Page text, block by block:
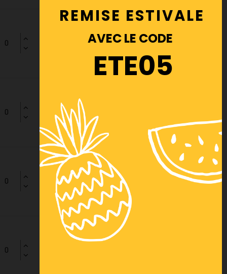
REMISE ESTIVALE
AVEC LE CODE
ETE05